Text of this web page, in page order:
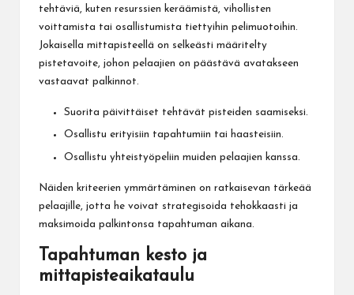
tehtäviä, kuten resurssien keräämistä, vihollisten
voittamista tai osallistumista tiettyihin pelimuotoihin.
Jokaisella mittapisteellä on selkeästi määritelty
pistetavoite, johon pelaajien on päästävä avatakseen
vastaavat palkinnot.
Suorita päivittäiset tehtävät pisteiden saamiseksi.
Osallistu erityisiin tapahtumiin tai haasteisiin.
Osallistu yhteistyöpeliin muiden pelaajien kanssa.
Näiden kriteerien ymmärtäminen on ratkaisevan tärkeää
pelaajille, jotta he voivat strategisoida tehokkaasti ja
maksimoida palkintonsa tapahtuman aikana.
Tapahtuman kesto ja
mittapisteaikataulu